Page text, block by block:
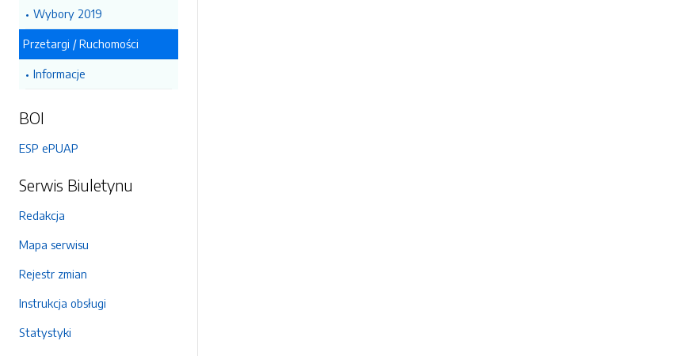
Wybory 2019
Przetargi / Ruchomości
Informacje
BOI
ESP ePUAP
Serwis Biuletynu
Redakcja
Mapa serwisu
Rejestr zmian
Instrukcja obsługi
Statystyki